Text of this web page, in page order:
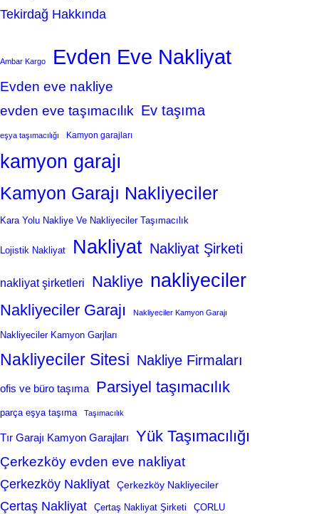
Tekirdağ Hakkında
Ambar Kargo Evden Eve Nakliyat
Evden eve nakliye
evden eve taşımacılık Ev taşıma
eşya taşımacılığı Kamyon garajları
kamyon garajı
Kamyon Garajı Nakliyeciler
Kara Yolu Nakliye Ve Nakliyeciler Taşımacılık
Lojistik Nakliyat Nakliyat Nakliyat Şirketi
nakliyat şirketleri Nakliye nakliyeciler
Nakliyeciler Garajı Nakliyeciler Kamyon Garajı
Nakliyeciler Kamyon Garjları
Nakliyeciler Sitesi Nakliye Firmaları
ofis ve büro taşıma Parsiyel taşımacılık
parça eşya taşıma Taşımacılık
Tır Garajı Kamyon Garajları Yük Taşımacılığı
Çerkezköy evden eve nakliyat
Çerkezköy Nakliyat Çerkezköy Nakliyeciler
Çertaş Nakliyat Çertaş Nakliyat Şirketi ÇORLU